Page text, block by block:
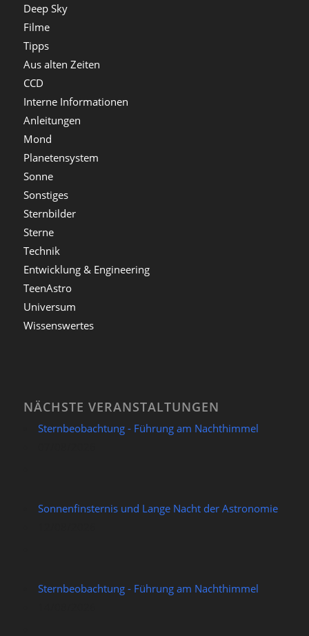
Deep Sky
Filme
Tipps
Aus alten Zeiten
CCD
Interne Informationen
Anleitungen
Mond
Planetensystem
Sonne
Sonstiges
Sternbilder
Sterne
Technik
Entwicklung & Engineering
TeenAstro
Universum
Wissenswertes
NÄCHSTE VERANSTALTUNGEN
Sternbeobachtung - Führung am Nachthimmel
Sonnenfinsternis und Lange Nacht der Astronomie
Sternbeobachtung - Führung am Nachthimmel